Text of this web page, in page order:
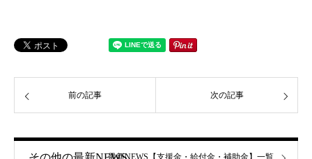
前の記事 次の記事
最新NEWS【支援金・給付金・補助金】一覧